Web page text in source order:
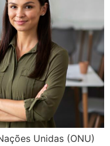
Unidas (ONU)